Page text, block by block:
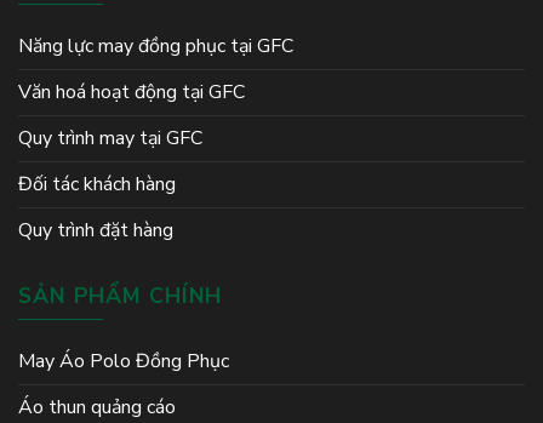
Năng lực may đồng phục tại GFC
Văn hoá hoạt động tại GFC
Quy trình may tại GFC
Đối tác khách hàng
Quy trình đặt hàng
SẢN PHẨM CHÍNH
May Áo Polo Đồng Phục
Áo thun quảng cáo